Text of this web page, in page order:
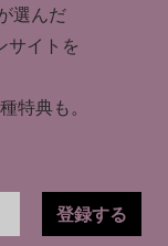
選んだ
サイトを
特典も。
登録する